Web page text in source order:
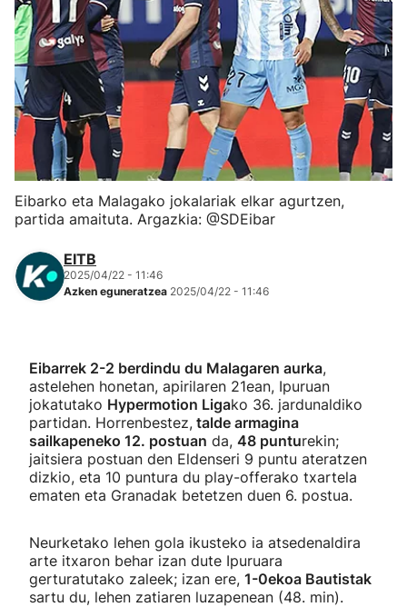
Herri-kirolak
Eskubaloia
Kirolak 360
Atletismoa
Mendi-lasterketak
Kirol gehiago
Eibarko eta Malagako jokalariak elkar agurtzen,
partida amaituta. Argazkia: @SDEibar
EITB
2025/04/22 - 11:46
Azken eguneratzea 2025/04/22 - 11:46
Eibarrek 2-2 berdindu du Malagaren aurka,
astelehen honetan, apirilaren 21ean, Ipuruan
jokatutako Hypermotion Ligako 36. jardunaldiko
partidan. Horrenbestez, talde armagina
sailkapeneko 12. postuan da, 48 punturekin;
jaitsiera postuan den Eldenseri 9 puntu ateratzen
dizkio, eta 10 puntura du play-offerako txartela
ematen eta Granadak betetzen duen 6. postua.
Neurketako lehen gola ikusteko ia atsedenaldira
arte itxaron behar izan dute Ipuruara
gerturatutako zaleek; izan ere, 1-0ekoa Bautistak
sartu du, lehen zatiaren luzapenean (48. min).